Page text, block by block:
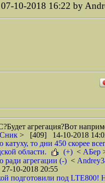
10-2018 16:22 by
агрегация?Вот
> [409] 14-10-2018
то дни 450 скорее
области.
(+) < АБер
ради агрегации (-) <
10-2018 20:55
подготовили под